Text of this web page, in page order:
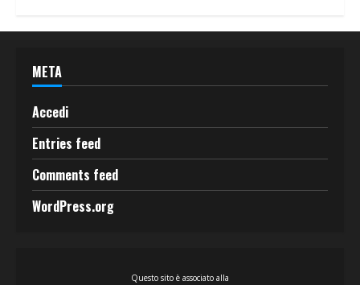
META
Accedi
Entries feed
Comments feed
WordPress.org
Questo sito è associato alla